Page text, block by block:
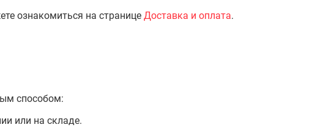
ознакомиться на странице Доставка и оплата.
способом:
или на складе.